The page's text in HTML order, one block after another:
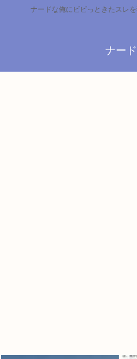
ナードな俺にビビっときたスレ
ナー